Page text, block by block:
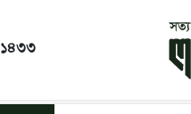
১৪৩৩